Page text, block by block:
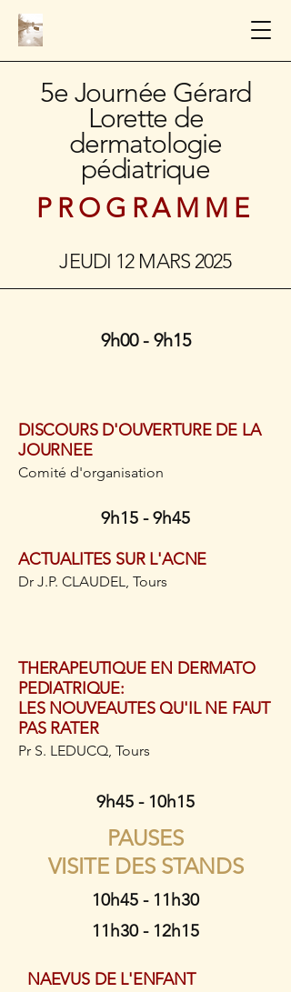
5e Journée Gérard
Lorette de
dermatologie
pédiatrique
PROGRAMME
JEUDI 12 MARS 2025
9h00 - 9h15
9h15 - 9h45
DISCOURS D'OUVERTURE DE LA
JOURNEE
Comité d'organisation
ACTUALITES SUR L'ACNE
Dr J.P. CLAUDEL, Tours
THERAPEUTIQUE EN DERMATO
PEDIATRIQUE:
LES NOUVEAUTES QU'IL NE FAUT
PAS RATER
Pr S. LEDUCQ, Tours
9h45 - 10h15
PAUSES
VISITE DES STANDS
10h45 - 11h30
11h30 - 12h15
NAEVUS DE L'ENFANT